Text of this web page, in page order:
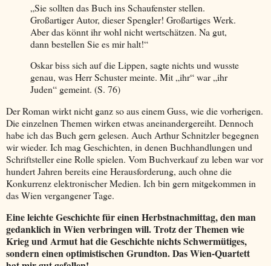
„Sie sollten das Buch ins Schaufenster stellen.
Großartiger Autor, dieser Spengler! Großartiges Werk.
Aber das könnt ihr wohl nicht wertschätzen. Na gut,
dann bestellen Sie es mir halt!“
Oskar biss sich auf die Lippen, sagte nichts und wusste
genau, was Herr Schuster meinte. Mit „ihr“ war „ihr
Juden“ gemeint. (S. 76)
Der Roman wirkt nicht ganz so aus einem Guss, wie die vorherigen.
Die einzelnen Themen wirken etwas aneinandergereiht. Dennoch
habe ich das Buch gern gelesen. Auch Arthur Schnitzler begegnen
wir wieder. Ich mag Geschichten, in denen Buchhandlungen und
Schriftsteller eine Rolle spielen. Vom Buchverkauf zu leben war vor
hundert Jahren bereits eine Herausforderung, auch ohne die
Konkurrenz elektronischer Medien. Ich bin gern mitgekommen in
das Wien vergangener Tage.
Eine leichte Geschichte für einen Herbstnachmittag, den man
gedanklich in Wien verbringen will. Trotz der Themen wie
Krieg und Armut hat die Geschichte nichts Schwermütiges,
sondern einen optimistischen Grundton. Das Wien-Quartett